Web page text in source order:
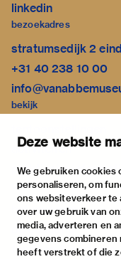
Deze website
We gebruiken
personaliseren, om
ons websiteverkeer te
over uw gebruik van
media, adverteren en
gegevens combineren
heeft verstrekt of die
linkedin
bezoekadres
stratumsedijk 2
+31 40 238 10 00
bekijk
activiteiten
praktische
over
het museum
de collectie
fondsen & partners